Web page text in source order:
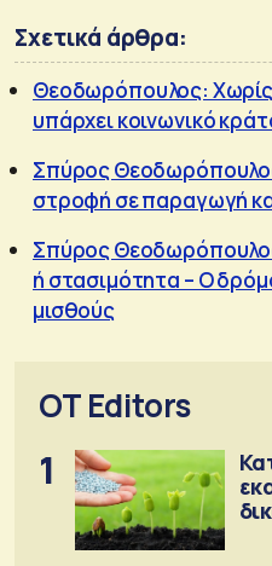
Σχετικά άρθρα:
Θεοδωρόπουλος:
υπάρχει κοινωνικό
Σπύρος
στροφή σε παραγωγή
Σπύρος
ή στασιμότητα – Ο
μισθούς
OT Editors
1